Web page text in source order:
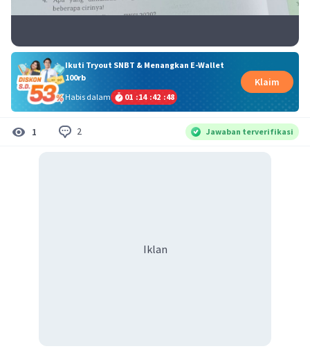
Ikuti Tryout SNBT & Menangkan E-Wallet
100rb
Habis dalam
01 :14 :42 :48
Klaim
1 2 Jawaban terverifikasi
Iklan